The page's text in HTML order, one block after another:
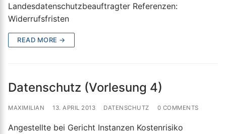
Landesdatenschutzbeauftragter Referenzen:
Widerrufsfristen
READ MORE →
Datenschutz (Vorlesung 4)
MAXIMILIAN 13. APRIL 2013 DATENSCHUTZ 0 COMMENTS
Angestellte bei Gericht Instanzen Kostenrisiko